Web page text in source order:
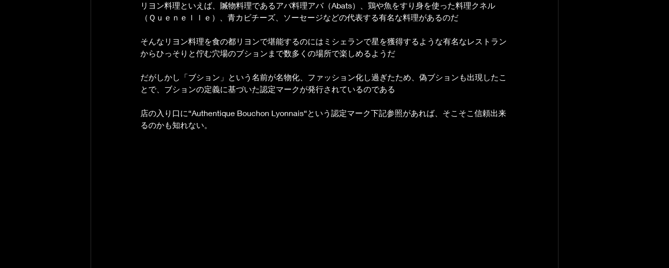
リヨン料理といえば、贓物料理であるアバ料理アバ（Abats）、鶏や魚をすり身を使った料理クネル
（Ｑｕｅｎｅｌｌｅ）、青カビチーズ、ソーセージなどの代表する有名な料理があるのだ
そんなリヨン料理を食の都リヨンで堪能するのにはミシェランで星を獲得するような有名なレストラン
からひっそりと佇む穴場のブションまで数多くの場所で楽しめるようだ
だがしかし「ブション」という名前が名物化、ファッション化し過ぎたため、偽ブションも出現したこ
とで、ブションの定義に基づいた認定マークが発行されているのである
店の入り口に“Authentique Bouchon Lyonnais“という認定マーク下記参照があれば、そこそこ信頼出来
るのかも知れない。